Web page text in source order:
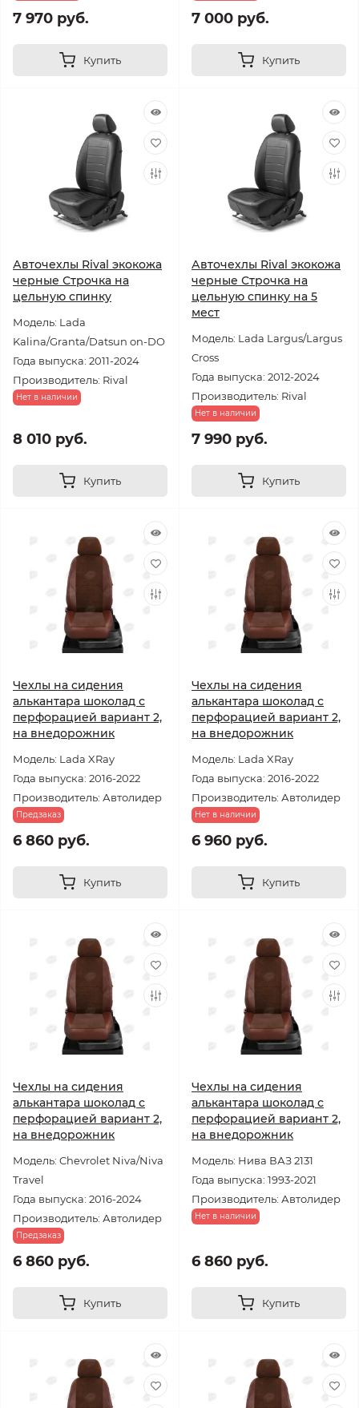
7 970 руб.
Купить
7 000 руб.
Купить
Авточехлы Rival экокожа
черные Строчка на
цельную спинку
Модель: Lada
Kalina/Granta/Datsun on-DO
Года выпуска: 2011-2024
Производитель: Rival
Нет в наличии
8 010 руб.
Купить
Авточехлы Rival экокожа
черные Строчка на
цельную спинку на 5
мест
Модель: Lada Largus/Largus
Cross
Года выпуска: 2012-2024
Производитель: Rival
Нет в наличии
7 990 руб.
Купить
Чехлы на сидения
алькантара шоколад с
перфорацией вариант 2,
на внедорожник
Модель: Lada XRay
Года выпуска: 2016-2022
Производитель: Автолидер
Предзаказ
6 860 руб.
Купить
Чехлы на сидения
алькантара шоколад с
перфорацией вариант 2,
на внедорожник
Модель: Lada XRay
Года выпуска: 2016-2022
Производитель: Автолидер
Нет в наличии
6 960 руб.
Купить
Чехлы на сидения
алькантара шоколад с
перфорацией вариант 2,
на внедорожник
Модель: Chevrolet Niva/Niva
Travel
Года выпуска: 2016-2024
Производитель: Автолидер
Предзаказ
6 860 руб.
Купить
Чехлы на сидения
алькантара шоколад с
перфорацией вариант 2,
на внедорожник
Модель: Нива ВАЗ 2131
Года выпуска: 1993-2021
Производитель: Автолидер
Нет в наличии
6 860 руб.
Купить